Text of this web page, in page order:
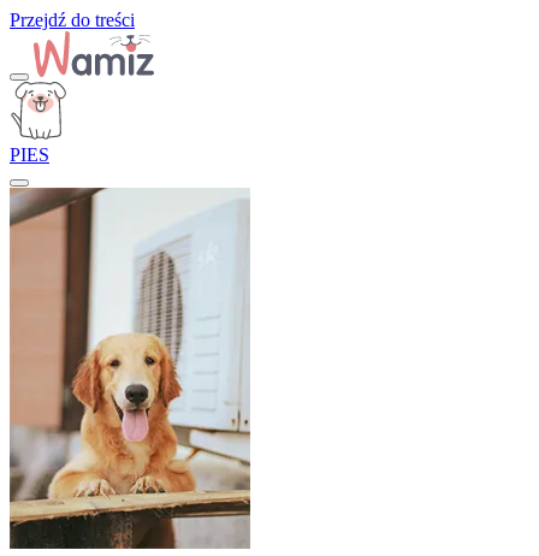
Przejdź do treści
PIES